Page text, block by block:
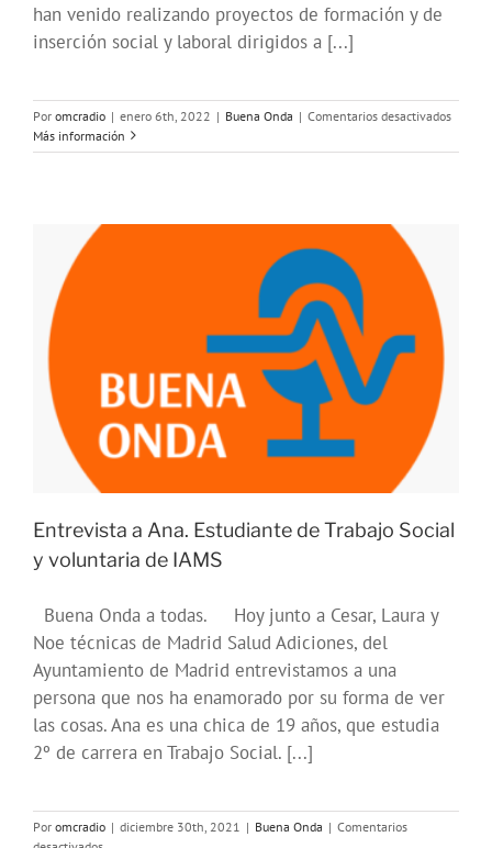
han venido realizando proyectos de formación y de
inserción social y laboral dirigidos a [...]
Por omcradio | enero 6th, 2022 | Buena Onda | Comentarios desactivadosen
a
Más información
Entrevista a Ana. Estudiante de Trabajo Social
y voluntaria de IAMS
Buena Onda a todas. Hoy junto a Cesar, Laura y
Noe técnicas de Madrid Salud Adiciones, del
Ayuntamiento de Madrid entrevistamos a una
persona que nos ha enamorado por su forma de ver
las cosas. Ana es una chica de 19 años, que estudia
2º de carrera en Trabajo Social. [...]
Por omcradio | diciembre 30th, 2021 | Buena Onda | Comentarios